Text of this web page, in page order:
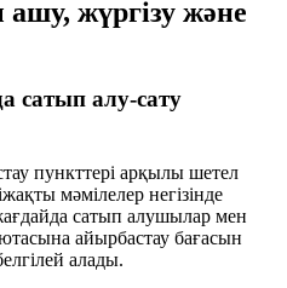
жүргізу және
сатып алу-сату
пункттері арқылы шетел
мәмілелер негізінде
сатып алушылар мен
айырбастау бағасын
алады.